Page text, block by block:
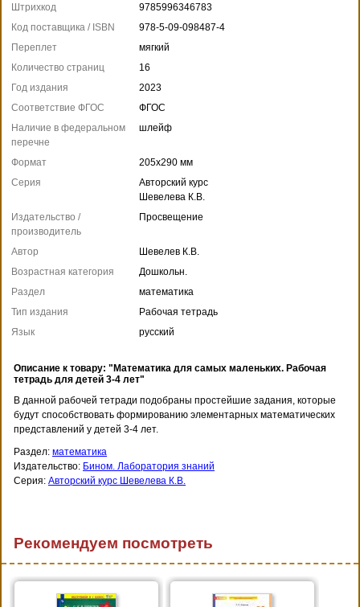
Штрихкод
9785996346783
Код поставщика / ISBN
978-5-09-098487-4
Переплет
мягкий
Количество страниц
16
Год издания
2023
Соответствие ФГОС
ФГОС
Наличие в федеральном
перечне
шлейф
Формат
205x290 мм
Серия
Авторский курс
Шевелева К.В.
Издательство /
производитель
Просвещение
Автор
Шевелев К.В.
Возрастная категория
Дошкольн.
Раздел
математика
Тип издания
Рабочая тетрадь
Язык
русский
Описание к товару: "Математика для самых маленьких. Рабочая
тетрадь для детей 3-4 лет"
В данной рабочей тетради подобраны простейшие задания, которые
будут способствовать формированию элементарных математических
представлений у детей 3-4 лет.
Раздел: математика
Издательство: Бином. Лаборатория знаний
Серия: Авторский курс Шевелева К.В.
Рекомендуем посмотреть